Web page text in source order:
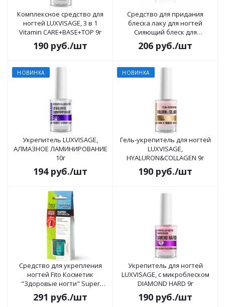
Комплексное средство для
ногтей LUXVISAGE, 3 в 1
Vitamin CARE+BASE+TOP 9г
190 руб./шт
Средство для придания
блеска лаку для ногтей
Сияющий блеск для
маникюра
206 руб./шт
НОВИНКА
Укрепитель LUXVISAGE,
АЛМАЗНОЕ ЛАМИНИРОВАНИЕ
10г
194руб./шт
НОВИНКА
Гель-укрепитель для ногтей
LUXVISAGE,
HYALURON&COLLAGEN 9г
190 руб./шт
Средство для укрепления
ногтей Fito Косметик
"Здоровые ногти" Super
прочность 8мл
291 руб./шт
Укрепитель для ногтей
LUXVISAGE, с микроблеском
DIAMOND HARD 9г
190 руб./шт